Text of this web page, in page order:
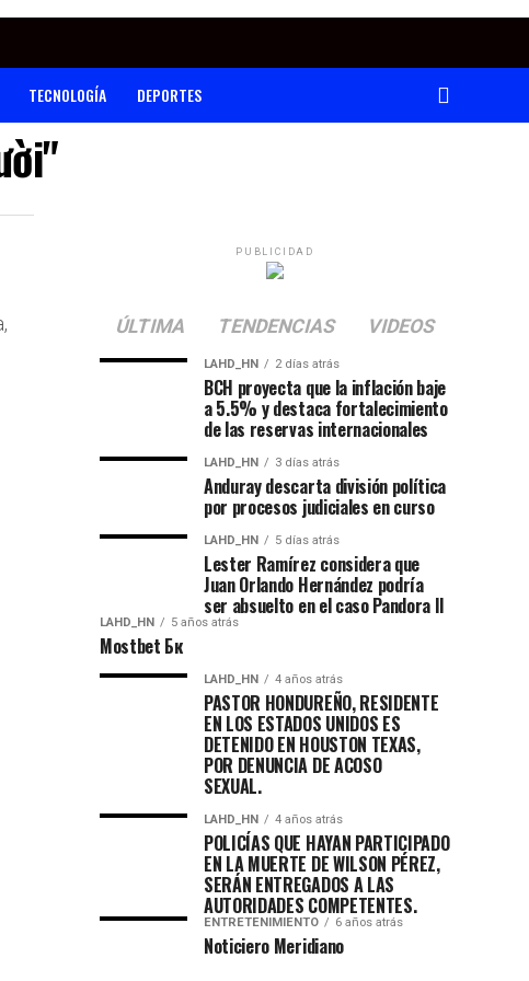
TECNOLOGÍA DEPORTES
PUBLICIDAD
ÚLTIMA TENDENCIAS VIDEOS
LAHD_HN 2 días atrás
BCH proyecta que la inflación baje
a 5.5% y destaca fortalecimiento
de las reservas internacionales
LAHD_HN 3 días atrás
Anduray descarta división política
por procesos judiciales en curso
LAHD_HN 5 días atrás
Lester Ramírez considera que
Juan Orlando Hernández podría
ser absuelto en el caso Pandora II
LAHD_HN 5 años atrás
Mostbet Бк
LAHD_HN 4 años atrás
PASTOR HONDUREÑO, RESIDENTE
EN LOS ESTADOS UNIDOS ES
DETENIDO EN HOUSTON TEXAS,
POR DENUNCIA DE ACOSO
SEXUAL.
LAHD_HN 4 años atrás
POLICÍAS QUE HAYAN PARTICIPADO
EN LA MUERTE DE WILSON PÉREZ,
SERÁN ENTREGADOS A LAS
AUTORIDADES COMPETENTES.
ENTRETENIMIENTO 6 años atrás
Noticiero Meridiano